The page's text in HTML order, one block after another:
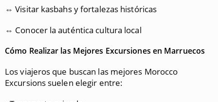
⇔ Visitar kasbahs y fortalezas históricas
⇔ Conocer la auténtica cultura local
Cómo Realizar las Mejores Excursiones en Marruecos
Los viajeros que buscan las mejores Morocco
Excursions suelen elegir entre: